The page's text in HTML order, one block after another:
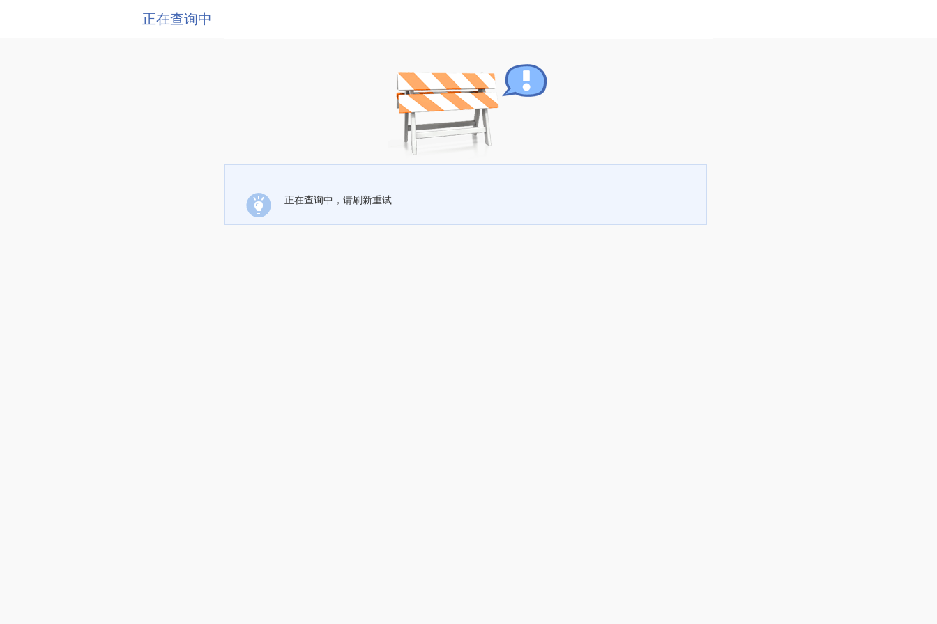
正在查询中
正在查询中，请刷新重试